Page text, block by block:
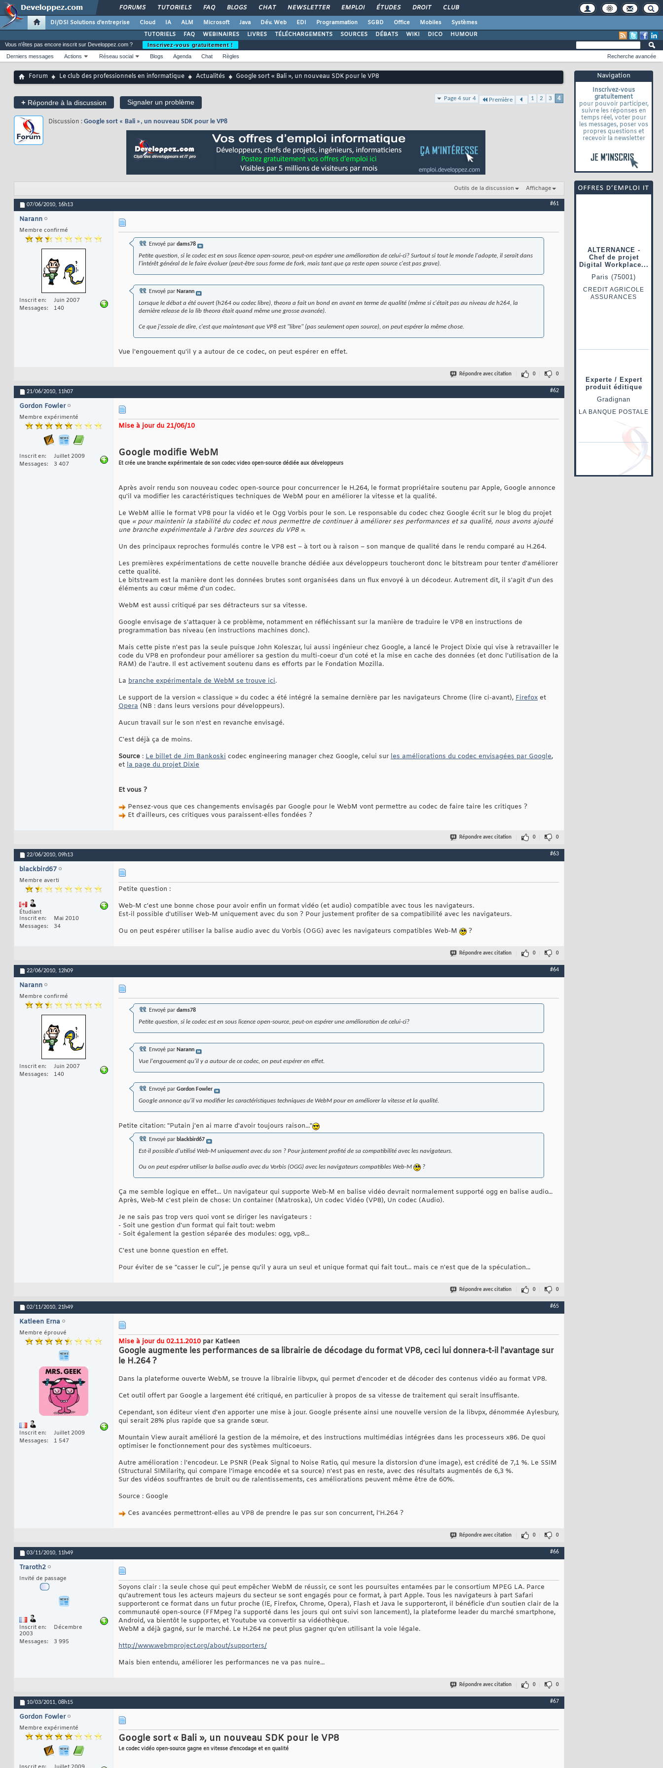
FORUMS TUTORIELS FAQ BLOGS CHAT NEWSLETTER EMPLOI ÉTUDES DROIT CLUB
DI/DSI Solutions d'entreprise Cloud IA ALM Microsoft Java Dév. Web EDI Programmation SGBD Office Mobiles
Systèmes
TUTORIELS
FAQ WEBINAIRES LIVRES TÉLÉCHARGEMENTS SOURCES DÉBATS WIKI DICO HUMOUR
Navigation
Inscrivez-vous
gratuitement
pour pouvoir participer,
suivre les réponses en
temps réel, voter pour
les messages, poser vos
propres questions et
recevoir la newsletter
Vous n'êtes pas encore inscrit sur Developpez.com ?
Inscrivez-vous gratuitement !
Derniers messages
Actions Réseau social Blogs Agenda Chat Règles Recherche avancée
Forum Le club des professionnels en informatique Actualités Google sort « Bali », un nouveau SDK pour le VP8
+ Répondre à la discussion Signaler un problème Page 4 sur 4 Première 1 2 3 4
Discussion : Google sort « Bali », un nouveau SDK pour le VP8
Outils de la discussion Affichage
07/06/2010, 16h13 #61
Narann
Membre confirmé
Inscrit en
Juin 2007
Messages
140
Envoyé par dams78
Petite question, si le codec est en sous licence open-source, peut-on espérer une amélioration de celui-ci? Surtout si tout le monde l'adopte, il serait dans
l'intérêt général de le faire évoluer (peut-être sous forme de fork, mais tant que ça reste open source c'est pas grave).
Envoyé par Narann
Lorsque le débat a été ouvert (h264 ou codec libre), theora a fait un bond en avant en terme de qualité (même si c'était pas au niveau de h264, la
dernière release de la lib theora était quand même une grosse avancée).
Ce que j'essaie de dire, c'est que maintenant que VP8 est "libre" (pas seulement open source), on peut espérer la même chose.
Vue l'engouement qu'il y a autour de ce codec, on peut espérer en effet.
Répondre avec citation 0 0
21/06/2010, 11h07 #62
Gordon Fowler
Membre expérimenté
Inscrit en
Juillet 2009
Messages
3 407
Mise à jour du 21/06/10
Google modifie WebM
Et crée une branche expérimentale de son codec video open-source dédiée aux développeurs
Après avoir rendu son nouveau codec open-source pour concurrencer le H.264, le format propriétaire soutenu par Apple, Google annonce
qu'il va modifier les caractéristiques techniques de WebM pour en améliorer la vitesse et la qualité.
Le WebM allie le format VP8 pour la vidéo et le Ogg Vorbis pour le son. Le responsable du codec chez Google écrit sur le blog du projet
que « pour maintenir la stabilité du codec et nous permettre de continuer à améliorer ses performances et sa qualité, nous avons ajouté
une branche expérimentale à l'arbre des sources du VP8 ».
Un des principaux reproches formulés contre le VP8 est – à tort ou à raison – son manque de qualité dans le rendu comparé au H.264.
Les premières expérimentations de cette nouvelle branche dédiée aux développeurs toucheront donc le bitstream pour tenter d'améliorer
cette qualité.
Le bitstream est la manière dont les données brutes sont organisées dans un flux envoyé à un décodeur. Autrement dit, il s'agit d'un des
éléments au cœur même d'un codec.
WebM est aussi critiqué par ses détracteurs sur sa vitesse.
Google envisage de s'attaquer à ce problème, notamment en réfléchissant sur la manière de traduire le VP8 en instructions de
programmation bas niveau (en instructions machines donc).
Mais cette piste n'est pas la seule puisque John Koleszar, lui aussi ingénieur chez Google, a lancé le Project Dixie qui vise à retravailler le
code du VP8 en profondeur pour améliorer sa gestion du multi-coeur d'un coté et la mise en cache des données (et donc l'utilisation de la
RAM) de l'autre. Il est activement soutenu dans es efforts par le Fondation Mozilla.
La branche expérimentale de WebM se trouve ici.
Le support de la version « classique » du codec a été intégré la semaine dernière par les navigateurs Chrome (lire ci-avant), Firefox et
Opera (NB : dans leurs versions pour développeurs).
Aucun travail sur le son n'est en revanche envisagé.
C'est déjà ça de moins.
Source : Le billet de Jim Bankoski codec engineering manager chez Google, celui sur les améliorations du codec envisagées par Google,
et la page du projet Dixie
Et vous ?
Pensez-vous que ces changements envisagés par Google pour le WebM vont permettre au codec de faire taire les critiques ?
Et d'ailleurs, ces critiques vous paraissent-elles fondées ?
Répondre avec citation 0 0
22/06/2010, 09h13 #63
blackbird67
Membre averti
Étudiant
Inscrit en
Mai 2010
Messages
34
Petite question :
Web-M c'est une bonne chose pour avoir enfin un format vidéo (et audio) compatible avec tous les navigateurs.
Est-il possible d'utiliser Web-M uniquement avec du son ? Pour justement profiter de sa compatibilité avec les navigateurs.
Ou on peut espérer utiliser la balise audio avec du Vorbis (OGG) avec les navigateurs compatibles Web-M
?
Répondre avec citation 0 0
22/06/2010, 12h09 #64
Narann
Membre confirmé
Inscrit en
Juin 2007
Messages
140
Envoyé par dams78
Petite question, si le codec est en sous licence open-source, peut-on espérer une amélioration de celui-ci?
Envoyé par Narann
Vue l'engouement qu'il y a autour de ce codec, on peut espérer en effet.
Envoyé par Gordon Fowler
Google annonce qu'il va modifier les caractéristiques techniques de WebM pour en améliorer la vitesse et la qualité.
Petite citation: "Putain j'en ai marre d'avoir toujours raison..."
Envoyé par blackbird67
Est-il possible d'utilisé Web-M uniquement avec du son ? Pour justement profité de sa compatibilité avec les navigateurs.
Ou on peut espérer utiliser la balise audio avec du Vorbis (OGG) avec les navigateurs compatibles Web-M ?
Ça me semble logique en effet... Un navigateur qui supporte Web-M en balise vidéo devrait normalement supporté ogg en balise audio...
Après, Web-M c'est plein de chose: Un container (Matroska), Un codec Vidéo (VP8), Un codec (Audio).
Je ne sais pas trop vers quoi vont se diriger les navigateurs :
- Soit une gestion d'un format qui fait tout: webm
- Soit également la gestion séparée des modules: ogg, vp8...
C'est une bonne question en effet.
Pour éviter de se "casser le cul", je pense qu'il y aura un seul et unique format qui fait tout... mais ce n'est que de la spéculation...
Répondre avec citation 0 0
02/11/2010, 21h49 #65
Katleen Erna
Membre éprouvé
Inscrit en
Juillet 2009
Messages
1 547
Mise à jour du 02.11.2010 par Katleen
Google augmente les performances de sa librairie de décodage du format VP8, ceci lui donnera-t-il l'avantage sur
le H.264 ?
Dans la plateforme ouverte WebM, se trouve la librairie libvpx, qui permet d'encoder et de décoder des contenus vidéo au format VP8.
Cet outil offert par Google a largement été critiqué, en particulier à propos de sa vitesse de traitement qui serait insuffisante.
Cependant, son éditeur vient d'en apporter une mise à jour. Google présente ainsi une nouvelle version de la libvpx, dénommée Aylesbury,
qui serait 28% plus rapide que sa grande sœur.
Mountain View aurait amélioré la gestion de la mémoire, et des instructions multimédias intégrées dans les processeurs x86. De quoi
optimiser le fonctionnement pour des systèmes multicoeurs.
Autre amélioration : l'encodeur. Le PSNR (Peak Signal to Noise Ratio, qui mesure la distorsion d’une image), est crédité de 7,1 %. Le SSIM
(Structural SIMilarity, qui compare l’image encodée et sa source) n'est pas en reste, avec des résultats augmentés de 6,3 %.
Sur des vidéos souffrantes de bruit ou de ralentissements, ces améliorations peuvent même être de 60%.
Source : Google
Ces avancées permettront-elles au VP8 de prendre le pas sur son concurrent, l'H.264 ?
Répondre avec citation 0 0
03/11/2010, 11h49 #66
Traroth2
Invité de passage
Inscrit en
Décembre
2003
Messages
3 995
Soyons clair : la seule chose qui peut empêcher WebM de réussir, ce sont les poursuites entamées par le consortium MPEG LA. Parce
qu'autrement tous les acteurs majeurs du secteur se sont engagés pour ce format, à part Apple. Tous les navigateurs à part Safari
supporteront ce format dans un futur proche (IE, Firefox, Chrome, Opera), Flash et Java le supporteront, il bénéficie d'un soutien clair de la
communauté open-source (FFMpeg l'a supporté dans les jours qui ont suivi son lancement), la plateforme leader du marché smartphone,
Android, va bientôt le supporter, et Youtube va convertir sa vidéothèque.
WebM a déjà gagné, sur le marché. Le H.264 ne peut plus gagner qu'en utilisant la voie légale.
http://www.webmproject.org/about/supporters/
Mais bien entendu, améliorer les performances ne va pas nuire...
Répondre avec citation 0 0
10/03/2011, 08h15 #67
Gordon Fowler
Membre expérimenté
Google sort « Bali », un nouveau SDK pour le VP8
Le codec vidéo open-source gagne en vitesse d'encodage et en qualité